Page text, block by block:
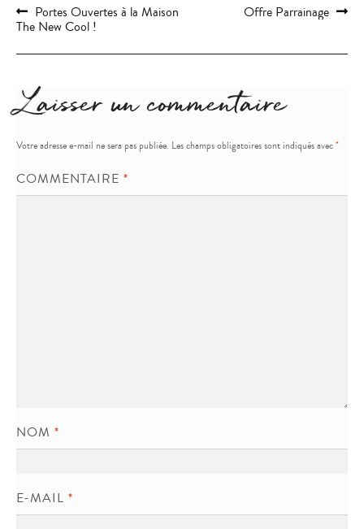
Navigation
de
l’article
Article
précédent :
Portes Ouvertes à la Maison
The New Cool !
Article
Offre Parrainage
Laisser un commentaire
Votre adresse e-mail ne sera pas publiée. Les champs obligatoires sont indiqués avec*
COMMENTAIRE *
NOM *
E-MAIL *